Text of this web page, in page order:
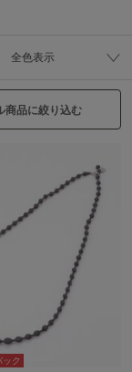
全色表示
商品に絞り込む
ク